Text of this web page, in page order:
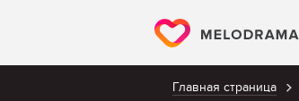
Главная страница